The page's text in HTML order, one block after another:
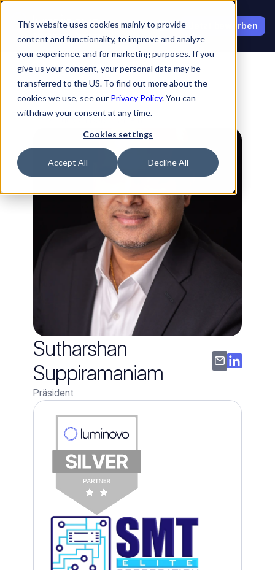
This website uses cookies mainly to provide
content and functionality, to improve and analyze
your experience, and for marketing purposes. If you
give us your consent, your personal data may be
transferred to the US. To find out more about the
cookies we use, see our Privacy Policy. You can
withdraw your consent at any time.
Cookies settings
Accept All Decline All
Jetzt bewerben
Zurück zu Botschaftern
Sutharshan
Suppiramaniam
Präsident